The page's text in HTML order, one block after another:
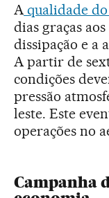
Aqualidade
dias graças
dissipação e a
A partir de
condições
pressão
leste. Este
operações no
Campanha